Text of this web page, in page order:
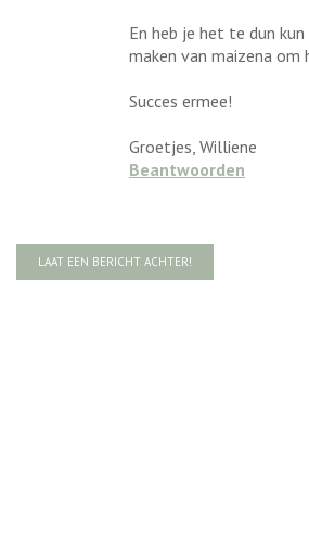
En heb je het te dun
maken van maizena om
Succes ermee!
Groetjes, Williene
Beantwoorden
LAAT EEN BERICHT ACHTER!